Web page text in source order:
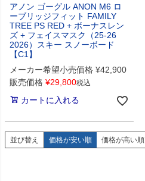
アノン ゴーグル ANON M6 ロ
ーブリッジフィット FAMILY
TREE PS RED + ボーナスレン
ズ + フェイスマスク（25-26
2026）スキー スノーボード
【C1】
メーカー希望小売価格 ¥42,900
販売価格 ¥29,800税込
カートに入れる
並び替え 価格が安い順 価格が高い順